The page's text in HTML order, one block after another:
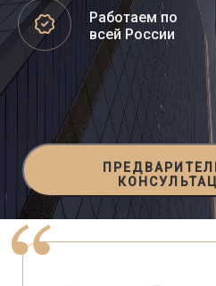
Работаем по
всей России